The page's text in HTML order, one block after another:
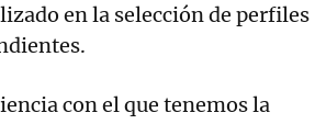
en la selección de perfiles
con el que tenemos la